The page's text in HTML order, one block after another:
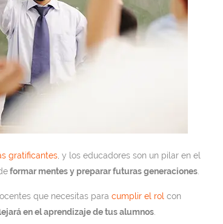
gratificantes , y los educadores son un pilar en el
formar mentes y preparar futuras generaciones
que necesitas paracumplir el rol con
en el aprendizaje de tus alumnos